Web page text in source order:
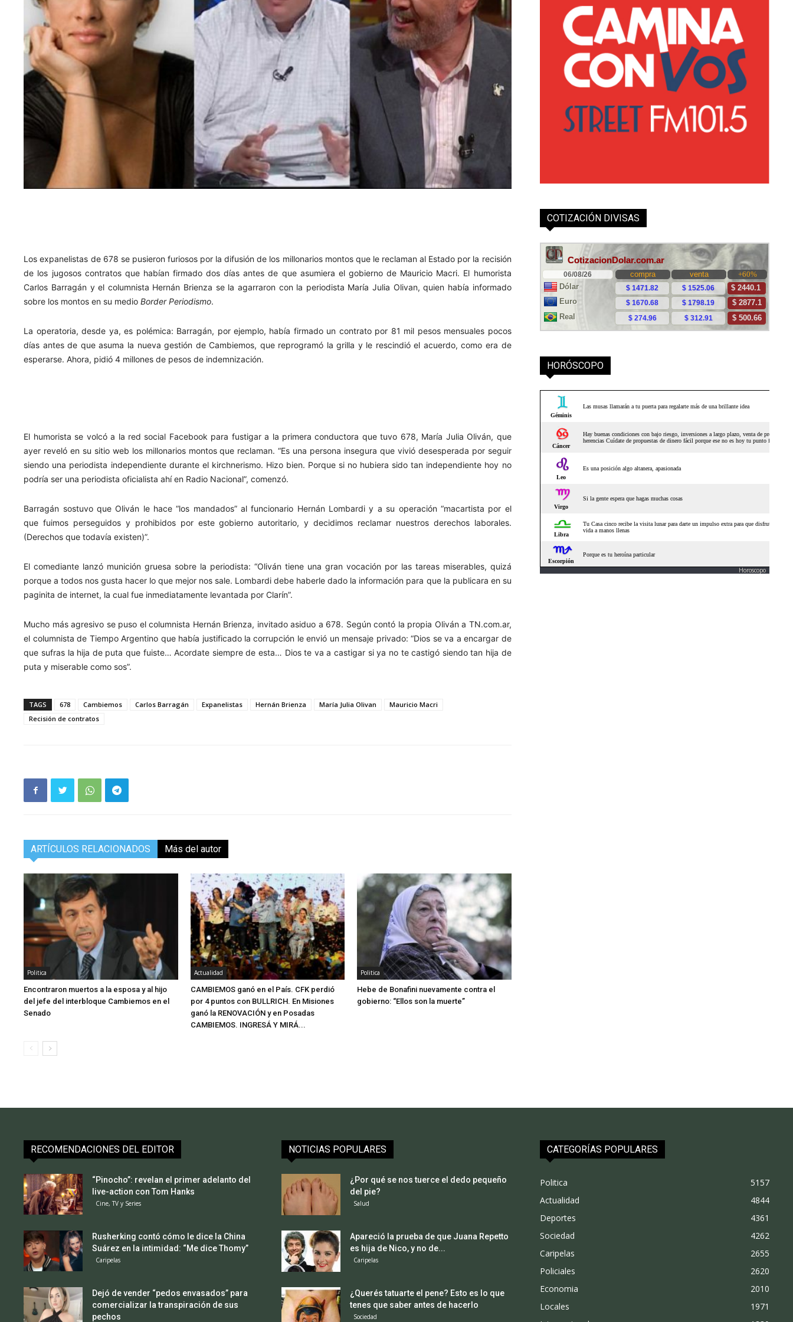
Los expanelistas de 678 se pusieron furiosos por la difusión de los millonarios montos que le reclaman al Estado por la recisión
de los jugosos contratos que habían firmado dos días antes de que asumiera el gobierno de Mauricio Macri. El humorista
Carlos Barragán y el columnista Hernán Brienza se la agarraron con la periodista María Julia Olivan, quien había informado
sobre los montos en su medioBorder Periodismo.
La operatoria, desde ya, es polémica: Barragán, por ejemplo, había firmado un contrato por 81 mil pesos mensuales pocos
días antes de que asuma la nueva gestión de Cambiemos, que reprogramó la grilla y le rescindió el acuerdo, como era de
esperarse. Ahora, pidió 4 millones de pesos de indemnización.
El humorista se volcó a la red social Facebook para fustigar a la primera conductora que tuvo 678, María Julia Oliván, que
ayer reveló en su sitio web los millonarios montos que reclaman. “Es una persona insegura que vivió desesperada por seguir
siendo una periodista independiente durante el kirchnerismo. Hizo bien. Porque si no hubiera sido tan independiente hoy no
podría ser una periodista oficialista ahí en Radio Nacional”, comenzó.
Barragán sostuvo que Oliván le hace “los mandados” al funcionario Hernán Lombardi y a su operación “macartista por el
que fuimos perseguidos y prohibidos por este gobierno autoritario, y decidimos reclamar nuestros derechos laborales.
(Derechos que todavía existen)”.
El comediante lanzó munición gruesa sobre la periodista: “Oliván tiene una gran vocación por las tareas miserables, quizá
porque a todos nos gusta hacer lo que mejor nos sale. Lombardi debe haberle dado la información para que la publicara en su
paginita de internet, la cual fue inmediatamente levantada por Clarín”.
Mucho más agresivo se puso el columnista Hernán Brienza, invitado asiduo a 678. Según contó la propia Oliván a TN.com.ar,
el columnista de Tiempo Argentino que había justificado la corrupción le envió un mensaje privado: “Dios se va a encargar de
que sufras la hija de puta que fuiste… Acordate siempre de esta… Dios te va a castigar si ya no te castigó siendo tan hija de
puta y miserable como sos”.
TAGS 678 Cambiemos Carlos Barragán Expanelistas Hernán Brienza María Julia Olivan
Mauricio Macri
Recisión de contratos
ARTÍCULOS RELACIONADOS Más del autor
Politica
Encontraron muertos a la esposa y al hijo
del jefe del interbloque Cambiemos en el
Senado
Actualidad
CAMBIEMOS ganó en el País. CFK perdió
por 4 puntos con BULLRICH. En Misiones
ganó la RENOVACIÓN y en Posadas
CAMBIEMOS. INGRESÁ Y MIRÁ...
Politica
Hebe de Bonafini nuevamente contra el
gobierno: “Ellos son la muerte”
COTIZACIÓN DIVISAS
HORÓSCOPO
Horoscopo
RECOMENDACIONES DEL EDITOR
“Pinocho”: revelan el primer adelanto del
live-action con Tom Hanks
Cine, TV y Series
Rusherking contó cómo le dice la China
Suárez en la intimidad: “Me dice Thomy”
Caripelas
Dejó de vender “pedos envasados” para
comercializar la transpiración de sus
pechos
NOTICIAS POPULARES
¿Por qué se nos tuerce el dedo pequeño
del pie?
Salud
Apareció la prueba de que Juana Repetto
es hija de Nico, y no de...
Caripelas
¿Querés tatuarte el pene? Esto es lo que
tenes que saber antes de hacerlo
Sociedad
CATEGORÍAS POPULARES
Politica
5157
Actualidad
4844
Deportes
4361
Sociedad
4262
Caripelas
2655
Policiales
2620
Economia
2010
Locales
1971